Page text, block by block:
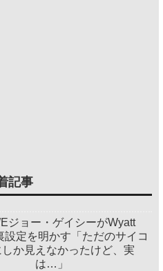
記事
ジョー・ゲイシーがWyatt
設定を明かす「ただのサイコ
か見えなかったけど、実
は…」